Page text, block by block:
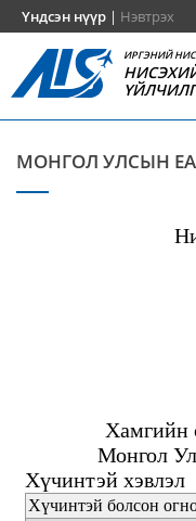
Үндсэн нүүр | Нэвтрэх
ИРГЭНИЙ
МОНГОЛ УЛСЫН